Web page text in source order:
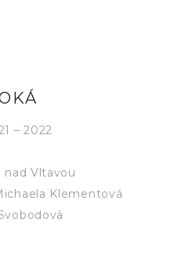
– 2022
nad Vltavou
Klementová